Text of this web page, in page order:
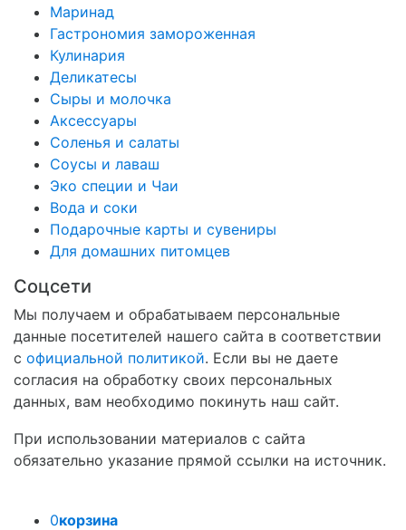
Маринад
Гастрономия замороженная
Кулинария
Деликатесы
Сыры и молочка
Аксессуары
Соленья и салаты
Соусы и лаваш
Эко специи и Чаи
Вода и соки
Подарочные карты и сувениры
Для домашних питомцев
Соцсети
Мы получаем и обрабатываем персональные
данные посетителей нашего сайта в соответствии
с официальной политикой. Если вы не даете
согласия на обработку своих персональных
данных, вам необходимо покинуть наш сайт.
При использовании материалов с сайта
обязательно указание прямой ссылки на источник.
0корзина